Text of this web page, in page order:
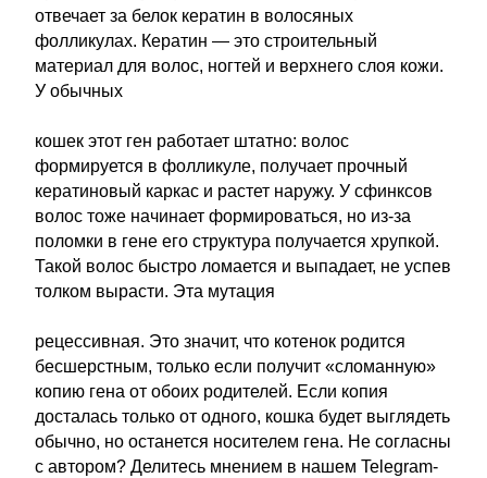
отвечает за белок кератин в волосяных
фолликулах. Кератин — это строительный
материал для волос, ногтей и верхнего слоя кожи.
У обычных
кошек этот ген работает штатно: волос
формируется в фолликуле, получает прочный
кератиновый каркас и растет наружу. У сфинксов
волос тоже начинает формироваться, но из-за
поломки в гене его структура получается хрупкой.
Такой волос быстро ломается и выпадает, не успев
толком вырасти. Эта мутация
рецессивная. Это значит, что котенок родится
бесшерстным, только если получит «сломанную»
копию гена от обоих родителей. Если копия
досталась только от одного, кошка будет выглядеть
обычно, но останется носителем гена. Не согласны
с автором? Делитесь мнением в нашем Telegram-